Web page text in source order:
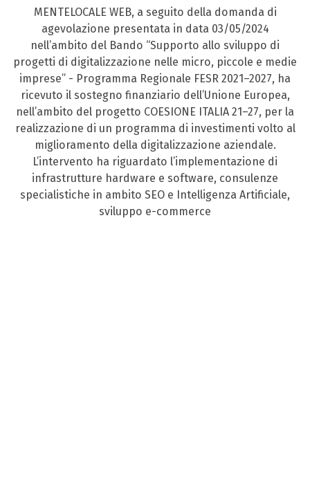
MENTELOCALE WEB, a seguito della domanda di
agevolazione presentata in data 03/05/2024
nell’ambito del Bando “Supporto allo sviluppo di
progetti di digitalizzazione nelle micro, piccole e medie
imprese” - Programma Regionale FESR 2021–2027, ha
ricevuto il sostegno finanziario dell’Unione Europea,
nell’ambito del progetto COESIONE ITALIA 21–27, per la
realizzazione di un programma di investimenti volto al
miglioramento della digitalizzazione aziendale.
L’intervento ha riguardato l’implementazione di
infrastrutture hardware e software, consulenze
specialistiche in ambito SEO e Intelligenza Artificiale,
sviluppo e-commerce